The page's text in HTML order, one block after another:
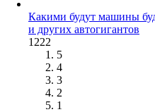
Какими будут машины
и других автогигантов
1222
5
4
3
2
1